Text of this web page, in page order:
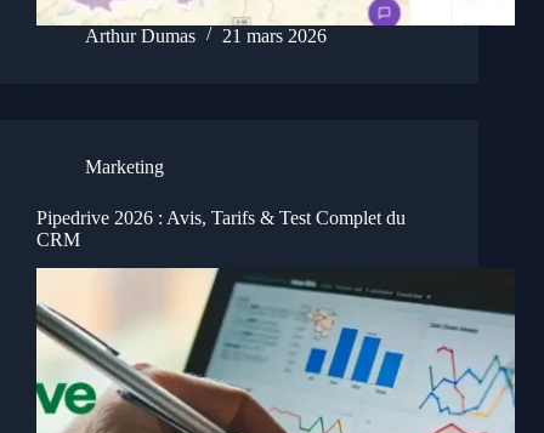
Arthur Dumas 21 mars 2026
Marketing
Pipedrive 2026 : Avis, Tarifs & Test Complet du
CRM